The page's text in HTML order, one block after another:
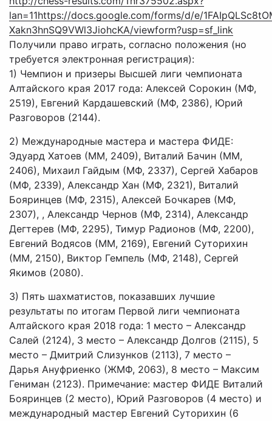
Получили право играть, согласно положения (но
требуется электронная регистрация):
1) Чемпион и призеры Высшей лиги чемпионата
Алтайского края 2017 года: Алексей Сорокин (МФ,
2519), Евгений Кардашевский (МФ, 2386), Юрий
Разговоров (2144).
2) Международные мастера и мастера ФИДЕ:
Эдуард Хатоев (ММ, 2409), Виталий Бачин (ММ,
2406), Михаил Гайдым (МФ, 2337), Сергей Хабаров
(МФ, 2339), Александр Хан (МФ, 2321), Виталий
Бояринцев (МФ, 2315), Алексей Бочкарев (МФ,
2307), , Александр Чернов (МФ, 2314), Александр
Дегтерев (МФ, 2295), Тимур Радионов (МФ, 2200),
Евгений Водясов (ММ, 2169), Евгений Суторихин
(ММ, 2150), Виктор Гемпель (МФ, 2148), Сергей
Якимов (2080).
3) Пять шахматистов, показавших лучшие
результаты по итогам Первой лиги чемпионата
Алтайского края 2018 года: 1 место – Александр
Салей (2124), 3 место – Александр Долгов (2115), 5
место – Дмитрий Слизунков (2113), 7 место –
Дарья Ануфриенко (ЖМФ, 2063), 8 место – Максим
Гениман (2123). Примечание: мастер ФИДЕ Виталий
Бояринцев (2 место), Юрий Разговоров (4 место) и
международный мастер Евгений Суторихин (6